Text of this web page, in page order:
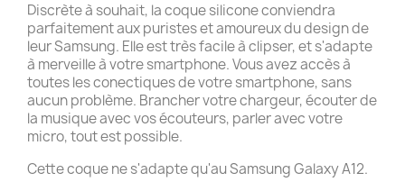
Discrète à souhait, la coque silicone conviendra
parfaitement aux puristes et amoureux du design de
leur Samsung. Elle est très facile à clipser, et s'adapte
à merveille à votre smartphone. Vous avez accès à
toutes les conectiques de votre smartphone, sans
aucun problème. Brancher votre chargeur, écouter de
la musique avec vos écouteurs, parler avec votre
micro, tout est possible.
Cette coque ne s'adapte qu'au Samsung Galaxy A12.